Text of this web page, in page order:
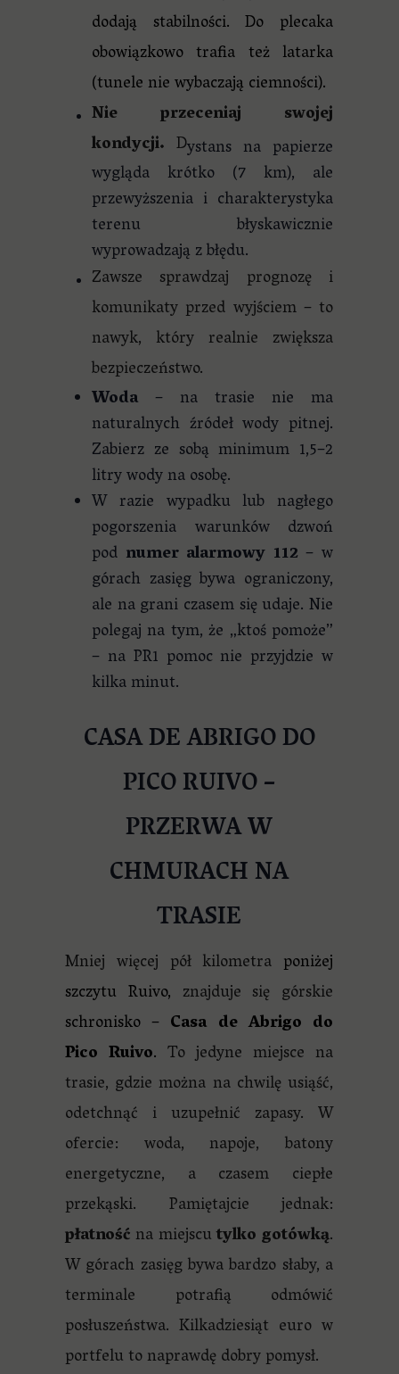
dodają stabilności. Do plecaka
obowiązkowo trafia też latarka
(tunele nie wybaczają ciemności).
Nie przeceniaj swojej
kondycji. Dystans na papierze
wygląda krótko (7 km), ale
przewyższenia i charakterystyka
terenu błyskawicznie
wyprowadzają z błędu.
Zawsze sprawdzaj prognozę i
komunikaty przed wyjściem – to
nawyk, który realnie zwiększa
bezpieczeństwo.
Woda – na trasie nie ma
naturalnych źródeł wody pitnej.
Zabierz ze sobą minimum 1,5–2
litry wody na osobę.
W razie wypadku lub nagłego
pogorszenia warunków dzwoń
pod numer alarmowy 112 – w
górach zasięg bywa ograniczony,
ale na grani czasem się udaje. Nie
polegaj na tym, że „ktoś pomoże”
– na PR1 pomoc nie przyjdzie w
kilka minut.
CASA DE ABRIGO DO
PICO RUIVO –
PRZERWA W
CHMURACH NA
TRASIE
Mniej więcej pół kilometra poniżej
szczytu Ruivo, znajduje się górskie
schronisko – Casa de Abrigo do
Pico Ruivo. To jedyne miejsce na
trasie, gdzie można na chwilę usiąść,
odetchnąć i uzupełnić zapasy. W
ofercie: woda, napoje, batony
energetyczne, a czasem ciepłe
przekąski. Pamiętajcie jednak:
płatność na miejscutylko gotówką.
W górach zasięg bywa bardzo słaby, a
terminale potrafią odmówić
posłuszeństwa. Kilkadziesiąt euro w
portfelu to naprawdę dobry pomysł.